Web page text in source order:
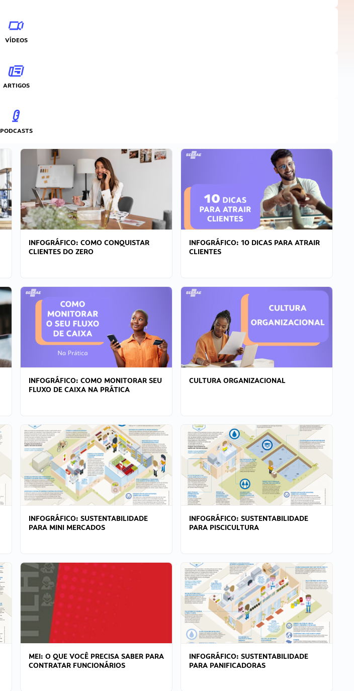
VÍDEOS
ARTIGOS
PODCASTS
INFOGRÁFICO: COMO CONQUISTAR
CLIENTES DO ZERO
INFOGRÁFICO: 10 DICAS PARA ATRAIR
CLIENTES
INFOGRÁFICO: COMO MONITORAR SEU
FLUXO DE CAIXA NA PRÁTICA
CULTURA ORGANIZACIONAL
INFOGRÁFICO: SUSTENTABILIDADE
PARA MINI MERCADOS
INFOGRÁFICO: SUSTENTABILIDADE
PARA PISCICULTURA
MEI: O QUE VOCÊ PRECISA SABER PARA
CONTRATAR FUNCIONÁRIOS
INFOGRÁFICO: SUSTENTABILIDADE
PARA PANIFICADORAS